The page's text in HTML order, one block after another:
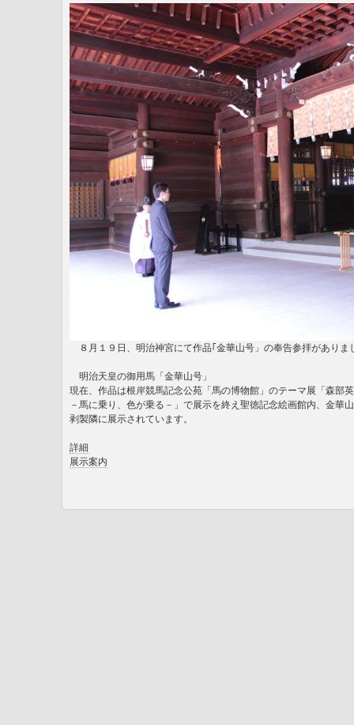
８月１９日、明治神宮にて作品｢金華山号」の奉告参拝がありま
明治天皇の御用馬「金華山号」
現在、作品は根岸競馬記念公苑「馬の博物館」のテーマ展「森部
－馬に乗り、色が乗る－」で展示を終え聖徳記念絵画館内、金華
剥製隣に展示されています。
詳細
展示案内